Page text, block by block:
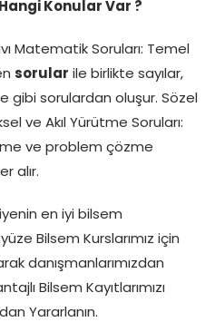
Konular Var ?
Matematik Soruları: Temel
sorular ile birlikte sayılar,
gibi sorulardan oluşur. Sözel
ve Akıl Yürütme Soruları:
ve problem çözme
alır.
en iyi bilsem
Bilsem Kurslarımız için
danışmanlarımızdan
Bilsem Kayıtlarımızı
Yararlanın.